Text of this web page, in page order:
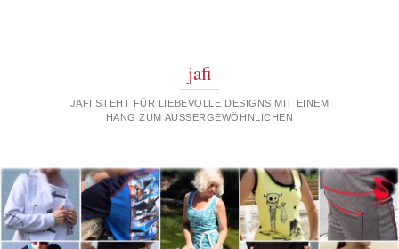
jafi
JAFI STEHT FÜR LIEBEVOLLE DESIGNS MIT EINEM
HANG ZUM AUSSERGEWÖHNLICHEN